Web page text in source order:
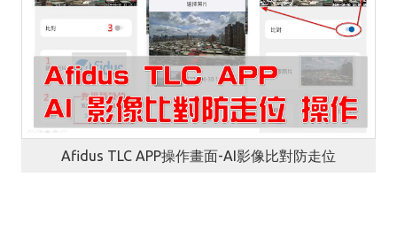
Afidus TLC APP操作畫面-AI影像比對防走位